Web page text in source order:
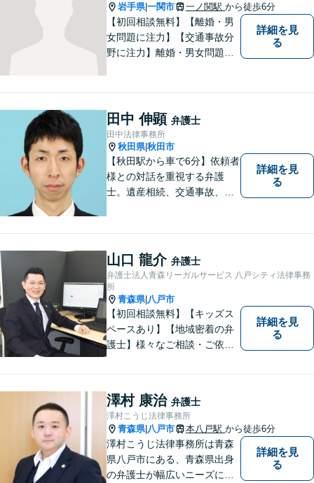
岩手県|一関市 一ノ関駅 から徒歩6分
【初回相談無料】【離婚・男
女問題に注力】【交通事故分
野に注力】離婚・男女問題、
ります。何かお困りごとがご
ざいましたら、お気軽にご相
談ください。
詳細を見
る
田中 伸顕 弁護士
田中法律事務所
秋田県|秋田市
【秋田駅から車で6分】依頼者
様との対話を重視する弁護
士。遺産相続、交通事故、離
く取り扱っております。お困
りごとがあれば、お一人で抱
え込むことなくぜひご相談く
ださい！【駐車場あり】
詳細を見
る
山口 龍介 弁護士
弁護士法人青森リーガルサービス 八戸シティ法律事務
所
青森県| 八戸市
【初回相談無料】【キッズス
ペースあり】【地域密着の弁
護士】様々なご相談・ご依頼
します。お困りの方はぜひご
相談ください。
詳細を見
る
澤村 康治 弁護士
澤村こうじ法律事務所
青森県| 八戸市 本八戸駅 から徒歩6分
澤村こうじ法律事務所は青森
県八戸市にある、青森県出身
の弁護士が幅広いニーズにお
詳細を見
る